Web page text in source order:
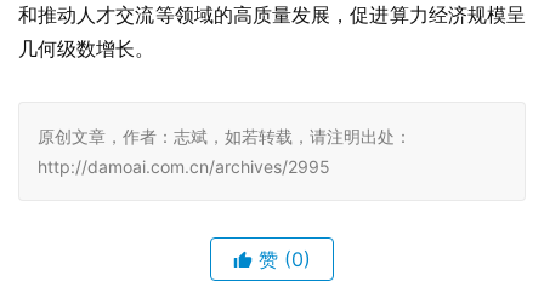
和推动人才交流等领域的高质量发展，促进算力经济规模呈
几何级数增长。
原创文章，作者：志斌，如若转载，请注明出处：
http://damoai.com.cn/archives/2995
赞 (0)